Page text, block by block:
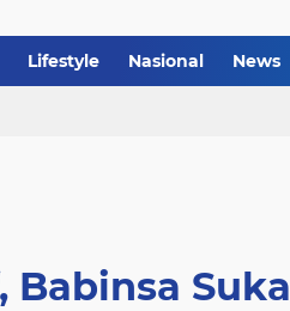
Lifestyle Nasional News
Babinsa Suka